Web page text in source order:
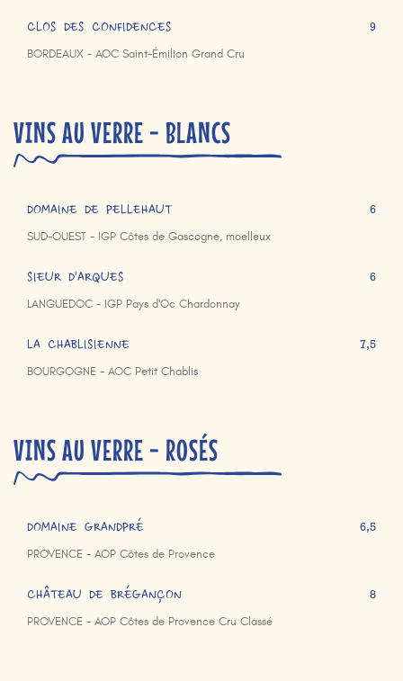
CLOS DES CONFIDENCES
BORDEAUX - AOC Saint-Émilion Grand Cru
9
VINS AU VERRE - BLANCS
DOMAINE DE PELLEHAUT
SUD-OUEST - IGP Côtes de Gascogne, moelleux
6
SIEUR D'ARQUES
LANGUEDOC - IGP Pays d'Oc Chardonnay
6
LA CHABLISIENNE
BOURGOGNE - AOC Petit Chablis
7,5
VINS AU VERRE - ROSÉS
DOMAINE GRANDPRÉ
PROVENCE - AOP Côtes de Provence
6,5
CHÂTEAU DE BRÉGANÇON
PROVENCE - AOP Côtes de Provence Cru Classé
8